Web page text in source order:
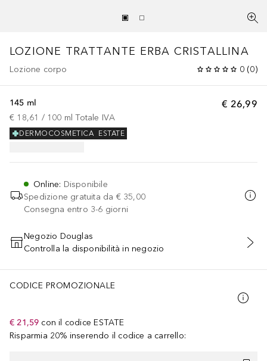
LOZIONE TRATTANTE ERBA CRISTALLINA
Lozione corpo 0 (0)
€ 26,99
145 ml
€ 18,61 / 100 ml Totale IVA
ESTATE
DERMOCOSMETICA
Online: Disponibile
Spedizione gratuita da € 35,00
Consegna entro 3-6 giorni
AGGIUNGI AL CARRELLO
Negozio Douglas
Controlla la disponibilità in negozio
CODICE PROMOZIONALE
€ 21,59 con il codice ESTATE
Risparmia 20% inserendo il codice a carrello: